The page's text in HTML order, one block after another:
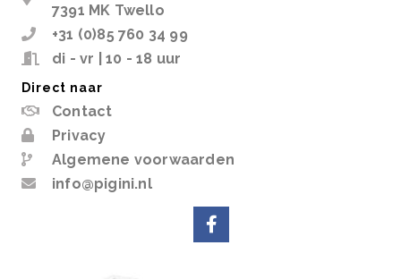
7391 MK Twello
+31 (0)85 760 34 99
di - vr | 10 - 18 uur
Direct naar
Contact
Privacy
Algemene voorwaarden
info@pigini.nl